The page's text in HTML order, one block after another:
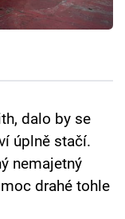
dalo by se
úplně stačí.
nemajetný
drahé tohle